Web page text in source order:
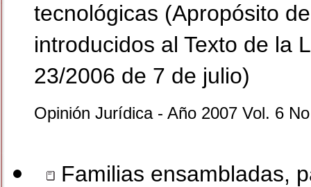
tecnológicas (Apropósito
introducidos al Texto de la
23/2006 de 7 de julio)
Opinión Jurídica - Año 2007 Vol. 6
Familias ensambladas,